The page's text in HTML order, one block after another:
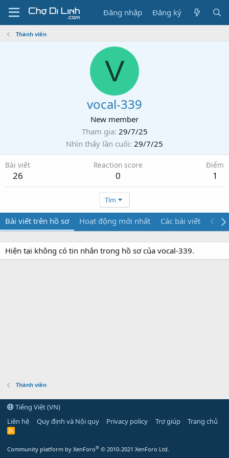
Đăng nhập Đăng ký
Thành viên
V
vocal-339
New member
Tham gia 29/7/25
Nhìn thấy lần cuối 29/7/25
Bài viết
26
Reaction score
0
Điểm
1
Tìm
Bài viết trên hồ sơ Hoạt động mới nhất Các bài viết Giới
Hiện tại không có tin nhắn trong hồ sơ của vocal-339.
Thành viên
Tiếng Việt (VN)
Liên hệ
Quy định và Nội quy Privacy policy Trợ giúp Trang chủ
R
Community platform by XenForo® © 2010-2021 XenForo Ltd.